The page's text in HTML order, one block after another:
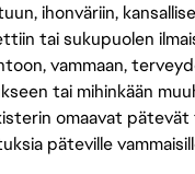
ihonväriin,
tai sukupuolen
vammaan,
tai mihinkään
omaavat
päteville